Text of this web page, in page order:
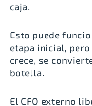
caja.
Esto puede
etapa inicial,
crece, se
botella.
El CFO externo